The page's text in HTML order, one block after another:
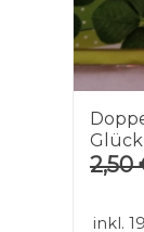
2,50
inkl.